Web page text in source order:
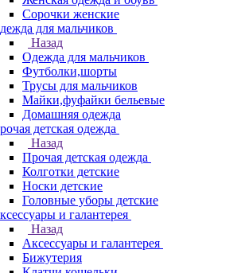
Сорочки женские
для мальчиков
Назад
Одежда для мальчиков
Футболки,шорты
Трусы для мальчиков
Майки,фуфайки бельевые
Домашняя одежда
детская одежда
Назад
Прочая детская одежда
Колготки детские
Носки детские
Головные уборы детские
и галантерея
Назад
Аксессуары и галантерея
Бижутерия